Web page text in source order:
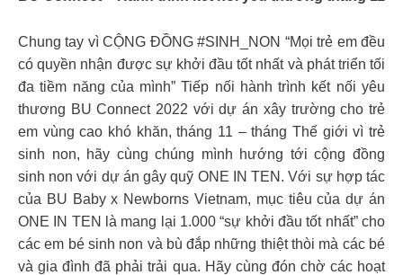
Chung tay vì CỘNG ĐỒNG #SINH_NON “Mọi trẻ em đều
có quyền nhận được sự khởi đầu tốt nhất và phát triển tối
đa tiềm năng của mình” Tiếp nối hành trình kết nối yêu
thương BU Connect 2022 với dự án xây trường cho trẻ
em vùng cao khó khăn, tháng 11 – tháng Thế giới vì trẻ
sinh non, hãy cùng chúng mình hướng tới cộng đồng
sinh non với dự án gây quỹ ONE IN TEN. Với sự hợp tác
của BU Baby x Newborns Vietnam, mục tiêu của dự án
ONE IN TEN là mang lại 1.000 “sự khởi đầu tốt nhất” cho
các em bé sinh non và bù đắp những thiệt thòi mà các bé
và gia đình đã phải trải qua. Hãy cùng đón chờ các hoạt